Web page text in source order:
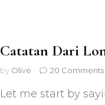
Catatan Dari
by Olive 20 Comments
Let me start by